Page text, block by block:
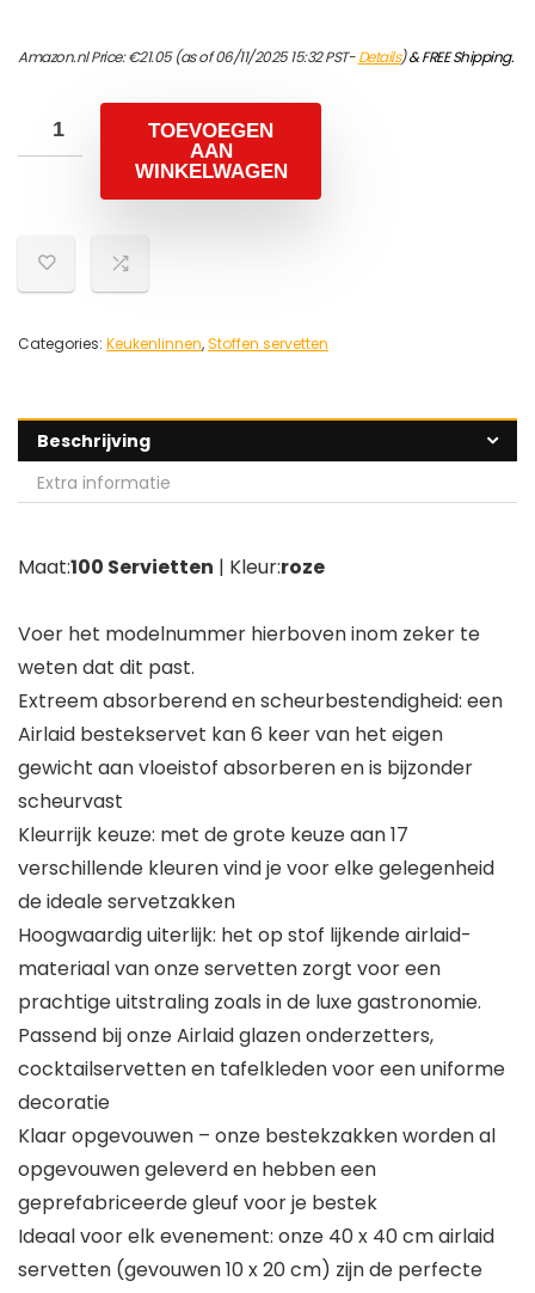
Amazon.nl Price:€21.05(as of 06/11/2025 15:32 PST-Details)&FREE Shipping.
TOEVOEGEN
AAN
WINKELWAGEN
Categories: Keukenlinnen,Stoffen servetten
Beschrijving
Extra informatie
Maat:100 Servietten | Kleur:roze
Voer het modelnummer hierboven inom zeker te
weten dat dit past.
Extreem absorberend en scheurbestendigheid: een
Airlaid bestekservet kan 6 keer van het eigen
gewicht aan vloeistof absorberen en is bijzonder
scheurvast
Kleurrijk keuze: met de grote keuze aan 17
verschillende kleuren vind je voor elke gelegenheid
de ideale servetzakken
Hoogwaardig uiterlijk: het op stof lijkende airlaid-
materiaal van onze servetten zorgt voor een
prachtige uitstraling zoals in de luxe gastronomie.
Passend bij onze Airlaid glazen onderzetters,
cocktailservetten en tafelkleden voor een uniforme
decoratie
Klaar opgevouwen – onze bestekzakken worden al
opgevouwen geleverd en hebben een
geprefabriceerde gleuf voor je bestek
Ideaal voor elk evenement: onze 40 x 40 cm airlaid
servetten (gevouwen 10 x 20 cm) zijn de perfecte